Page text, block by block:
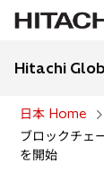
Hitachi
日本 Home
ブロックチェ
を開始